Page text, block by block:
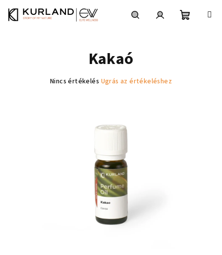
Kakaó
A
Nincs értékelés Ugrás az értékeléshez